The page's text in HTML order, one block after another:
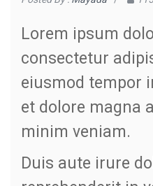
Lorem ipsum
consectetur
eiusmod tempor
et dolore magna
minim veniam.
Duis aute irure